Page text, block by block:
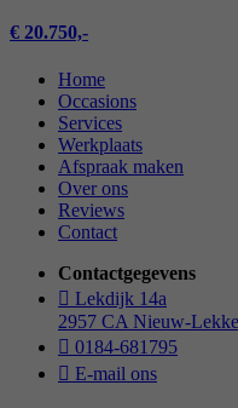
€ 20.750,-
Home
Occasions
Services
Werkplaats
Afspraak maken
Over ons
Reviews
Contact
Contactgegevens
Lekdijk 14a
2957 CA Nieuw-
0184-681795
E-mail ons